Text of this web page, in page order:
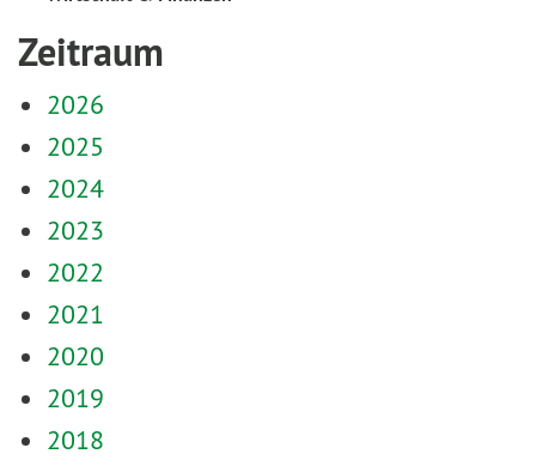
Zeitraum
2026
2025
2024
2023
2022
2021
2020
2019
2018